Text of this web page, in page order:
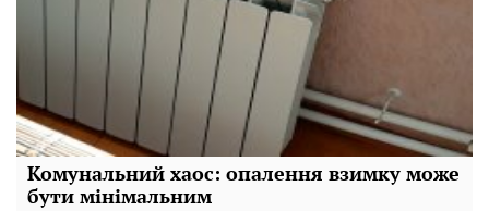
Комунальний хаос: опалення взимку може
бути мінімальним